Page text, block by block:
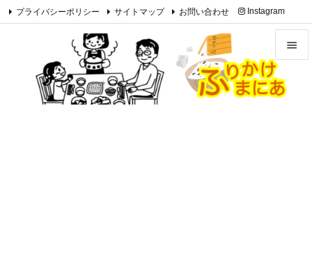

メニュ
プライバシーポリシー サイトマップ お問い合わせ Instagram
Feedly